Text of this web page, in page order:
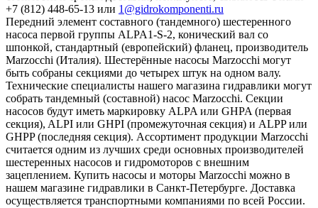
+7 (812) 448-65-13 или 1@gidrokomponenti.ru
Передний элемент составного (тандемного) шестеренного
насоса первой группы ALPA1-S-2, конический вал со
шпонкой, стандартный (европейский) фланец, производитель
Marzocchi (Италия). Шестерённые насосы Marzocchi могут
быть собраны секциями до четырех штук на одном валу.
Технические специалисты нашего магазина гидравлики могут
собрать тандемный (составной) насос Marzocchi. Секции
насосов будут иметь маркировку ALPA или GHPA (первая
секция), ALPI или GHPI (промежуточная секция) и ALPP или
GHPP (последняя секция). Ассортимент продукции Marzocchi
считается одним из лучших среди основных производителей
шестеренных насосов и гидромоторов с внешним
зацеплением. Купить насосы и моторы Marzocchi можно в
нашем магазине гидравлики в Санкт-Петербурге. Доставка
осуществляется транспортными компаниями по всей России.